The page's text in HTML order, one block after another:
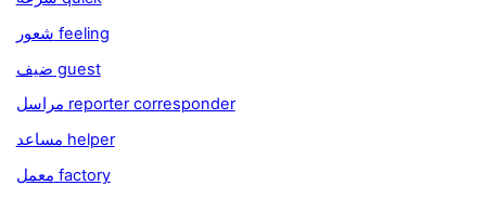
شعور feeling
ضيف guest
مراسل reporter corresponder
مساعد helper
معمل factory